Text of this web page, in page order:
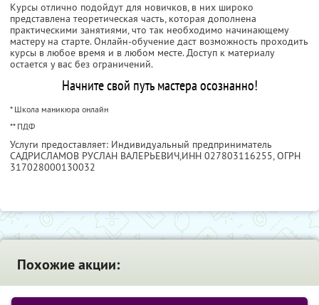
Курсы отлично подойдут для новичков, в них широко
представлена теоретическая часть, которая дополнена
практическими занятиями, что так необходимо начинающему
мастеру на старте. Онлайн-обучение даст возможность проходить
курсы в любое время и в любом месте. Доступ к материалу
остается у вас без ограничений.
Начните свой путь мастера осознанно!
* Школа маникюра онлайн
** ПДФ
Услуги предоставляет: Индивидуальный предприниматель
САДРИСЛАМОВ РУСЛАН ВАЛЕРЬЕВИЧ,ИНН 027803116255, ОГРН
317028000130032
Похожие акции: